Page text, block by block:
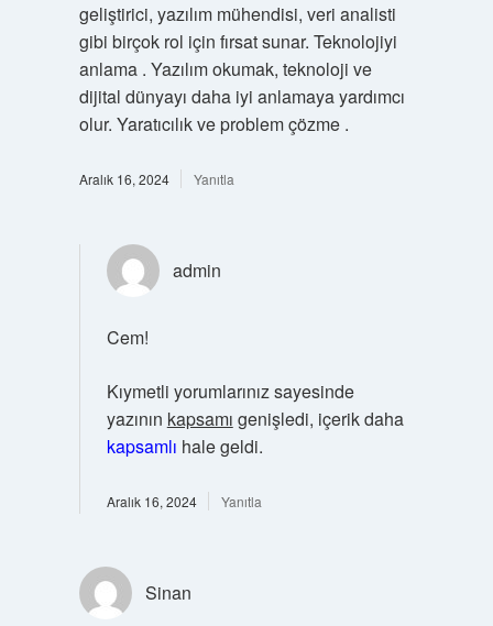
geliştirici, yazılım mühendisi, veri analisti
gibi birçok rol için fırsat sunar. Teknolojiyi
anlama . Yazılım okumak, teknoloji ve
dijital dünyayı daha iyi anlamaya yardımcı
olur. Yaratıcılık ve problem çözme .
Aralık 16, 2024 Yanıtla
admin
Cem!
Kıymetli yorumlarınız sayesinde
yazının kapsamı genişledi, içerik daha
kapsamlı hale geldi.
Aralık 16, 2024 Yanıtla
Sinan